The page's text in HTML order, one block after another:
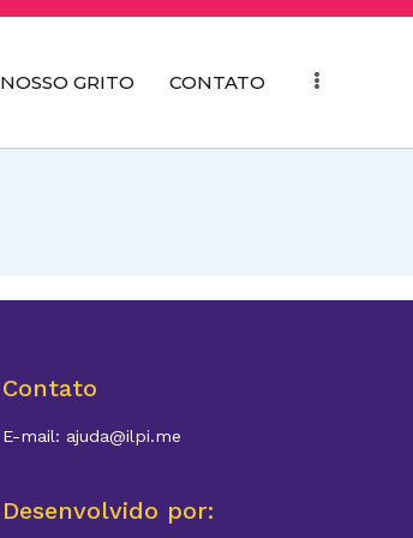
NOSSO GRITO CONTATO
Contato
E-mail: ajuda@ilpi.me
Desenvolvido por: